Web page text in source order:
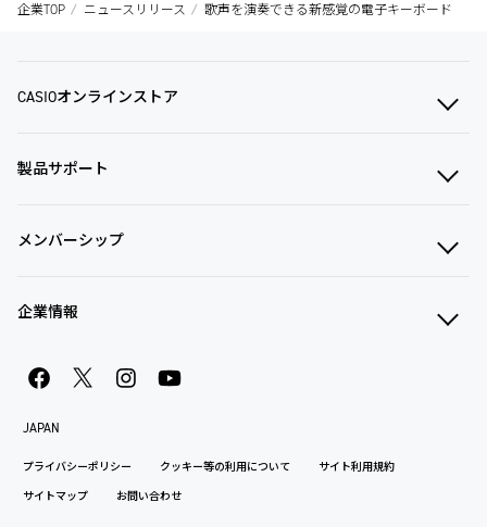
企業TOP ニュースリリース 歌声を演奏できる新感覚の電子キーボード
CASIOオンラインストア
製品サポート
メンバーシップ
企業情報
プライバシーポリシー クッキー等の利用について サイト利用規約
サイトマップ お問い合わせ
JAPAN